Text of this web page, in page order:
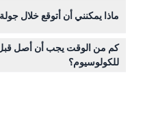
ساعة من الإغلاق (قد تتغير
ظرف، لذا يرجى التأكد من
ماذا يمكنني أن أتوقع خلال
ستستمتع بركوب حافلة ذات
لمعالم روما، بما في ذلك
الأثرية – إنها مزيج مثالي
كم من الوقت يجب أن أصل قبل
للكولوسيوم؟